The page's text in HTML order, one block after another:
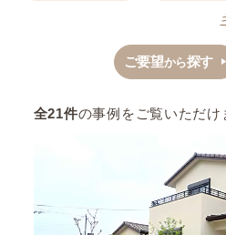
ご要望から探す
全21件の事例をご覧いただけ